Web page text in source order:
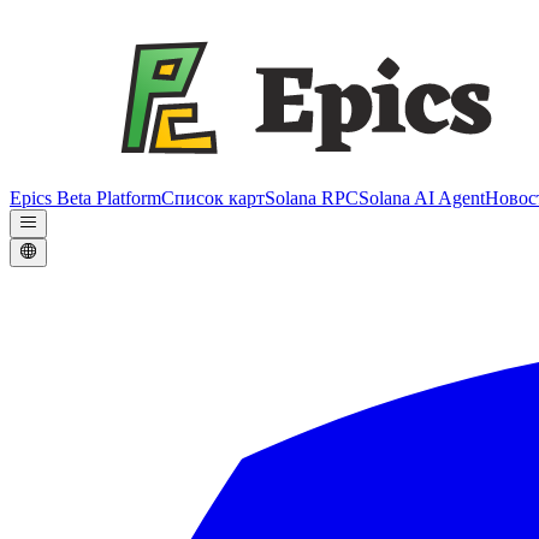
Epics Beta PlatformСписок картSolana RPCSolana AI Agent